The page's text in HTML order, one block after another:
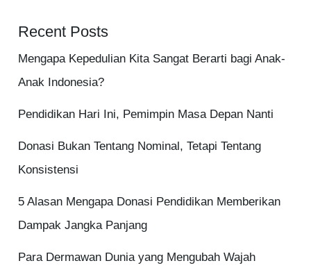
Recent Posts
Mengapa Kepedulian Kita Sangat Berarti bagi Anak-
Anak Indonesia?
Pendidikan Hari Ini, Pemimpin Masa Depan Nanti
Donasi Bukan Tentang Nominal, Tetapi Tentang
Konsistensi
5 Alasan Mengapa Donasi Pendidikan Memberikan
Dampak Jangka Panjang
Para Dermawan Dunia yang Mengubah Wajah